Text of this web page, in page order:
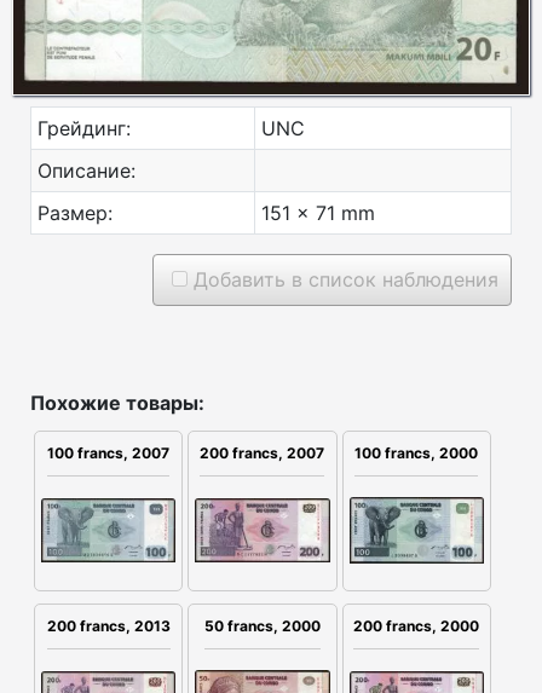
Грейдинг:
UNC
Описание:
Размер:
151 x 71 mm
Добавить в список наблюдения
Похожие товары:
100 francs, 2007 200 francs, 2007 100 francs, 2000
200 francs, 2013 50 francs, 2000 200 francs, 2000